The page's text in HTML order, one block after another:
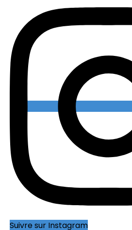
Suivre sur Instagram